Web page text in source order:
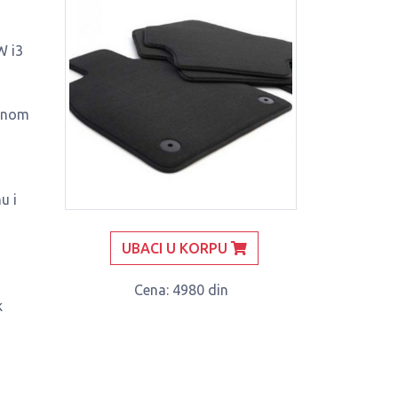
i3
i
UBACI U KORPU
Cena: 4980 din